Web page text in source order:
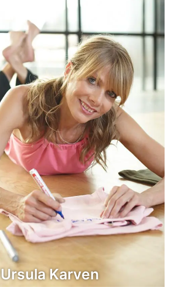
Ursula Karven